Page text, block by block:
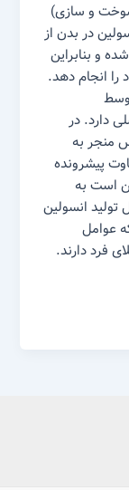
و سازی)
در بدن از
و بنابراین
را انجام دهد.
دارد. در
منجر به
پیشرونده
است به
انسولین
عوامل
فرد دارند.